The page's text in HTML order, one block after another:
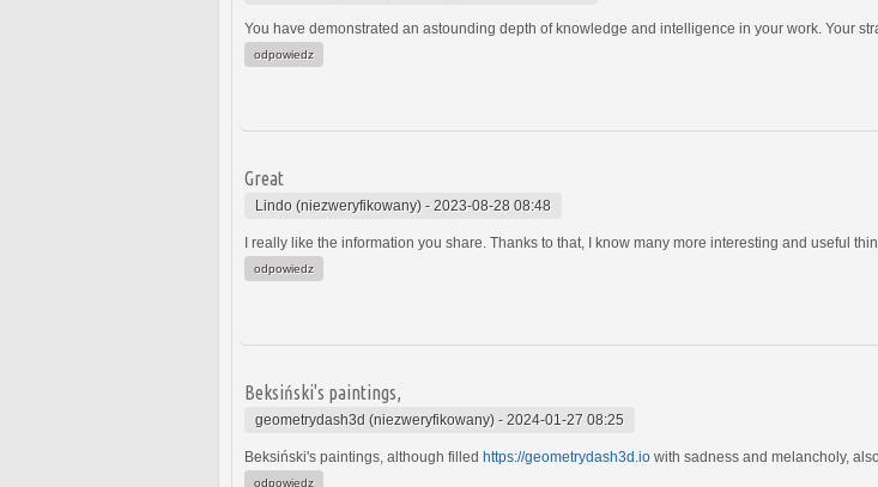
You have demonstrated an astounding depth of knowledge and intelligence in your work. Your
odpowiedz
Great
Lindo (niezweryfikowany) - 2023-08-28 08:48
I really like the information you share. Thanks to that, I know many more interesting and useful
odpowiedz
Beksiński's paintings,
geometrydash3d (niezweryfikowany) - 2024-01-27 08:25
Beksiński's paintings, although filled https://geometrydash3d.io with sadness and melancholy,
odpowiedz